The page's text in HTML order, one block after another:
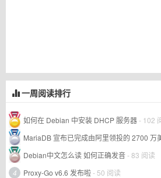
一周阅读排行
如何在 Debian 中安装 DHCP 服务器- 102
MariaDB 宣布已完成由阿里领投的 2700 万
Debian中文怎么读 如何正确发音- 83 阅读
4
Proxy-Go v6.6 发布啦- 50 阅读